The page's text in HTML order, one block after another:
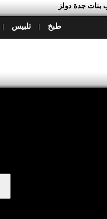
طبخ | تلبيس |